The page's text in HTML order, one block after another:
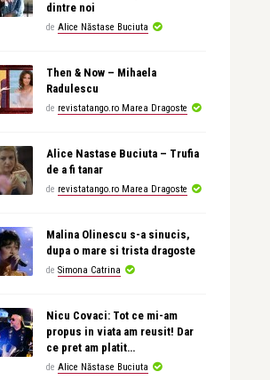
dintre noi
de Alice Năstase Buciuta
Then & Now – Mihaela
Radulescu
de revistatango.ro Marea Dragoste
Alice Nastase Buciuta – Trufia
de a fi tanar
de revistatango.ro Marea Dragoste
Malina Olinescu s-a sinucis,
dupa o mare si trista dragoste
de Simona Catrina
Nicu Covaci: Tot ce mi-am
propus in viata am reusit! Dar
ce pret am platit…
de Alice Năstase Buciuta